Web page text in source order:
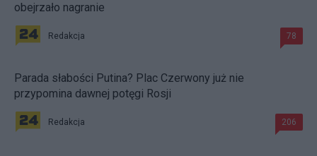
obejrzało nagranie
Redakcja 78
Parada słabości Putina? Plac Czerwony już nie
przypomina dawnej potęgi Rosji
Redakcja 206